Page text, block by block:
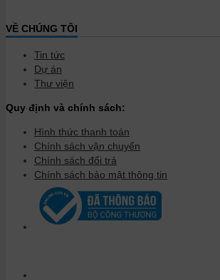
VỀ CHÚNG TÔI
Tin tức
Dự án
Thư viện
Quy định và chính sách:
Hình thức thanh toán
Chính sách vận chuyển
Chính sách đổi trả
Chính sách bảo mật thông tin